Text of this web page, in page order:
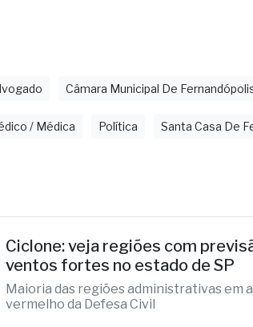
Ciclone: veja regiões com
ventos fortes no estado de SP